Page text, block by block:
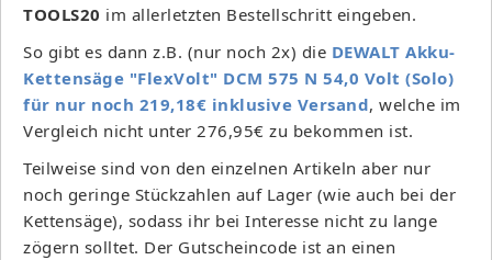
TOOLS20 im allerletzten Bestellschritt eingeben.
So gibt es dann z.B. (nur noch 2x) die DEWALT Akku-
Kettensäge "FlexVolt" DCM 575 N 54,0 Volt (Solo)
für nur noch 219,18€ inklusive Versand, welche im
Vergleich nicht unter 276,95€ zu bekommen ist.
Teilweise sind von den einzelnen Artikeln aber nur
noch geringe Stückzahlen auf Lager (wie auch bei der
Kettensäge), sodass ihr bei Interesse nicht zu lange
zögern solltet. Der Gutscheincode ist an einen